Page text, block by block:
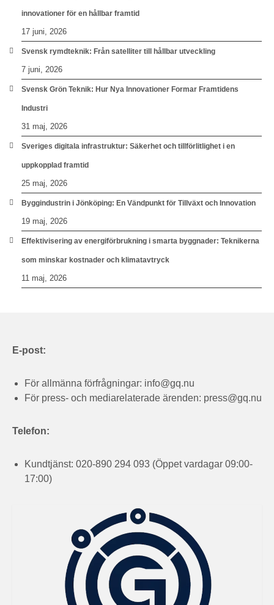
innovationer för en hållbar framtid
17 juni, 2026
Svensk rymdteknik: Från satelliter till hållbar utveckling
7 juni, 2026
Svensk Grön Teknik: Hur Nya Innovationer Formar Framtidens
Industri
31 maj, 2026
Sveriges digitala infrastruktur: Säkerhet och tillförlitlighet i en
uppkopplad framtid
25 maj, 2026
Byggindustrin i Jönköping: En Vändpunkt för Tillväxt och Innovation
19 maj, 2026
Effektivisering av energiförbrukning i smarta byggnader: Teknikerna
som minskar kostnader och klimatavtryck
11 maj, 2026
E-post:
För allmänna förfrågningar: info@gq.nu
För press- och mediarelaterade ärenden: press@gq.nu
Telefon:
Kundtjänst: 020-890 294 093 (Öppet vardagar 09:00-
17:00)